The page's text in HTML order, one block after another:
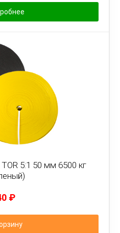
5:1 50 мм 6500 кг
₽